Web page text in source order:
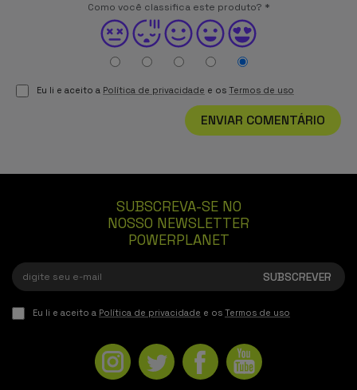
Como você classifica este produto? *
Eu li e aceito a Política de privacidade e os Termos de uso
ENVIAR COMENTÁRIO
SUBSCREVA-SE NO
NOSSO NEWSLETTER
POWERPLANET
Eu li e aceito a Política de privacidade e os Termos de uso